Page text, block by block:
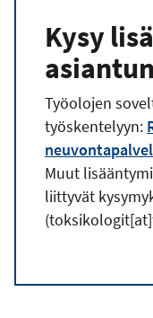
Kysy
Työolojen
työskentelyyn:
Muut
liittyvät